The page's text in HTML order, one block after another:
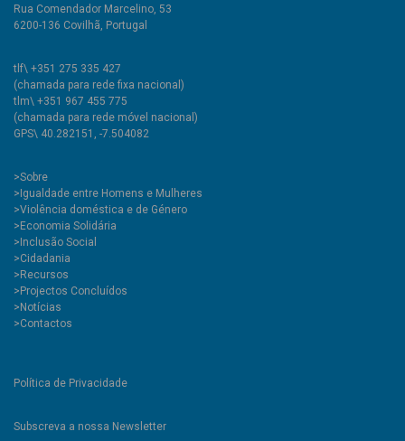
Rua Comendador Marcelino, 53
6200-136 Covilhã, Portugal
tlf\ +351 275 335 427
(chamada para rede fixa nacional)
tlm\ +351 967 455 775
(chamada para rede móvel nacional)
GPS\ 40.282151, -7.504082
>Sobre
>Igualdade entre Homens e Mulheres
>Violência doméstica e de Género
>Economia Solidária
>Inclusão Social
>Cidadania
>Recursos
>Projectos Concluídos
>Notícias
>Contactos
Política de Privacidade
Subscreva a nossa Newsletter